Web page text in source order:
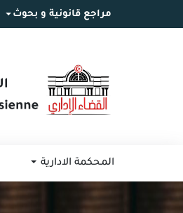
المحتوى
مراجع قانونية و بحوث
المحكمة الادارية